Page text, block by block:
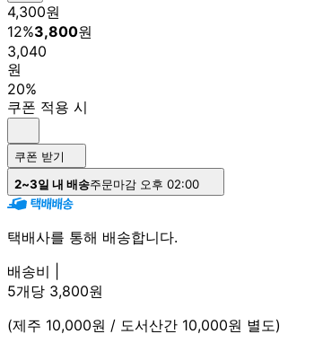
4,300원
12%3,800원
3,040
원
20%
쿠폰 적용 시
쿠폰 받기
2~3일 내 배송주문마감 오후 02:00
택배사를 통해 배송합니다.
배송비 |
5개당 3,800원
(제주 10,000원 / 도서산간 10,000원 별도)